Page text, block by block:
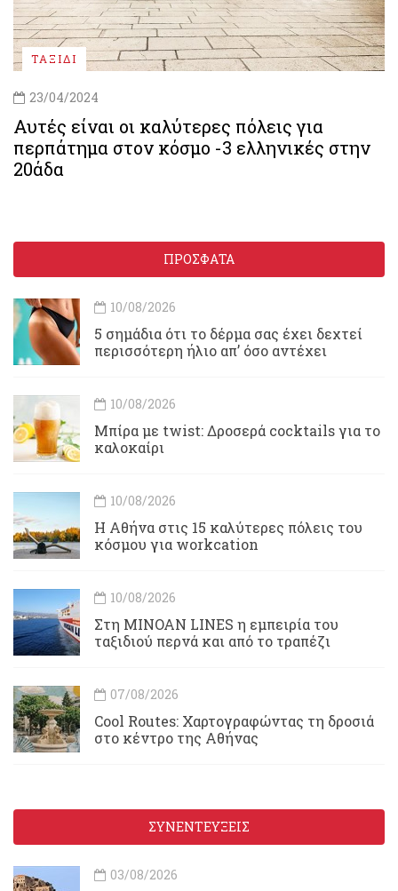
ΤΑΞΙΔΙ
23/04/2024
Αυτές είναι οι καλύτερες πόλεις για
περπάτημα στον κόσμο -3 ελληνικές στην
20άδα
ΠΡΟΣΦΑΤΑ
10/08/2026
5 σημάδια ότι το δέρμα σας έχει δεχτεί
περισσότερη ήλιο απ’ όσο αντέχει
10/08/2026
Μπίρα με twist: Δροσερά cocktails για το
καλοκαίρι
10/08/2026
Η Αθήνα στις 15 καλύτερες πόλεις του
κόσμου για workcation
10/08/2026
Στη MINOAN LINES η εμπειρία του
ταξιδιού περνά και από το τραπέζι
07/08/2026
Cool Routes: Χαρτογραφώντας τη δροσιά
στο κέντρο της Αθήνας
ΣΥΝΕΝΤΕΥΞΕΙΣ
03/08/2026